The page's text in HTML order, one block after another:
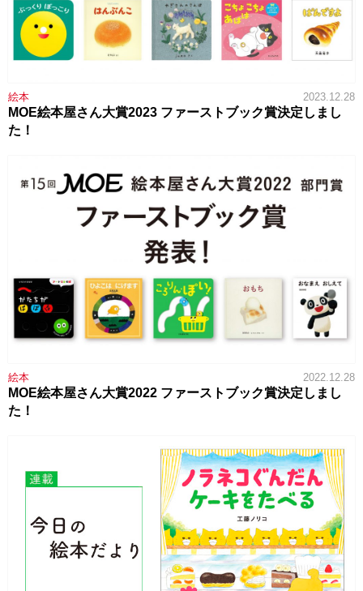
絵本 2023.12.28
MOE絵本屋さん大賞2023 ファーストブック賞決定しまし
た！
絵本 2022.12.28
MOE絵本屋さん大賞2022 ファーストブック賞決定しまし
た！